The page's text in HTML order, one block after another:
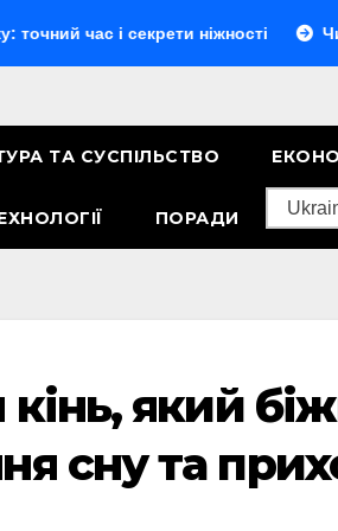
і секрети ніжності Чи можна
ТА СУСПІЛЬСТВО
ПОРАДИ
який
сну та